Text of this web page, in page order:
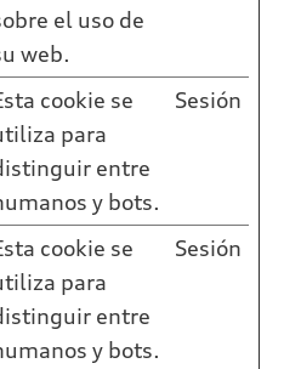
el uso de
web.
cookie se
para
entre
y bots.
Sesión
cookie se
para
entre
y bots.
Sesión